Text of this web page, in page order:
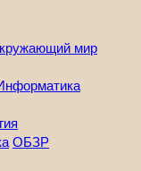
мир
ОБЗР